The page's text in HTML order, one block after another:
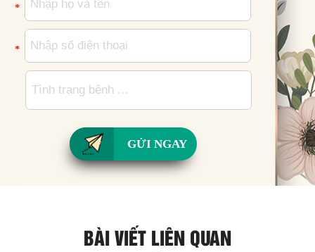
*
*
GỬI NGAY
BÀI VIẾT LIÊN QUAN